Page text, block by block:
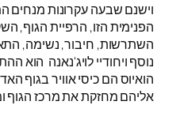
וישנם שבעה עקרונות
הפנימית הזו, הרפיית הגוף,
השתרשות, חיבור, נשימה,
נוסף ויחודיי לויג'נאנה הוא
הואיוס הם כיסי אוויר בגוף
אליהם מחזקת את מרכז